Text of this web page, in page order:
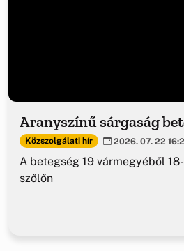
Aranyszínű sárgaság
Közszolgálati hír 2026. 07. 22
A betegség 19 vármegyéből
szőlőn